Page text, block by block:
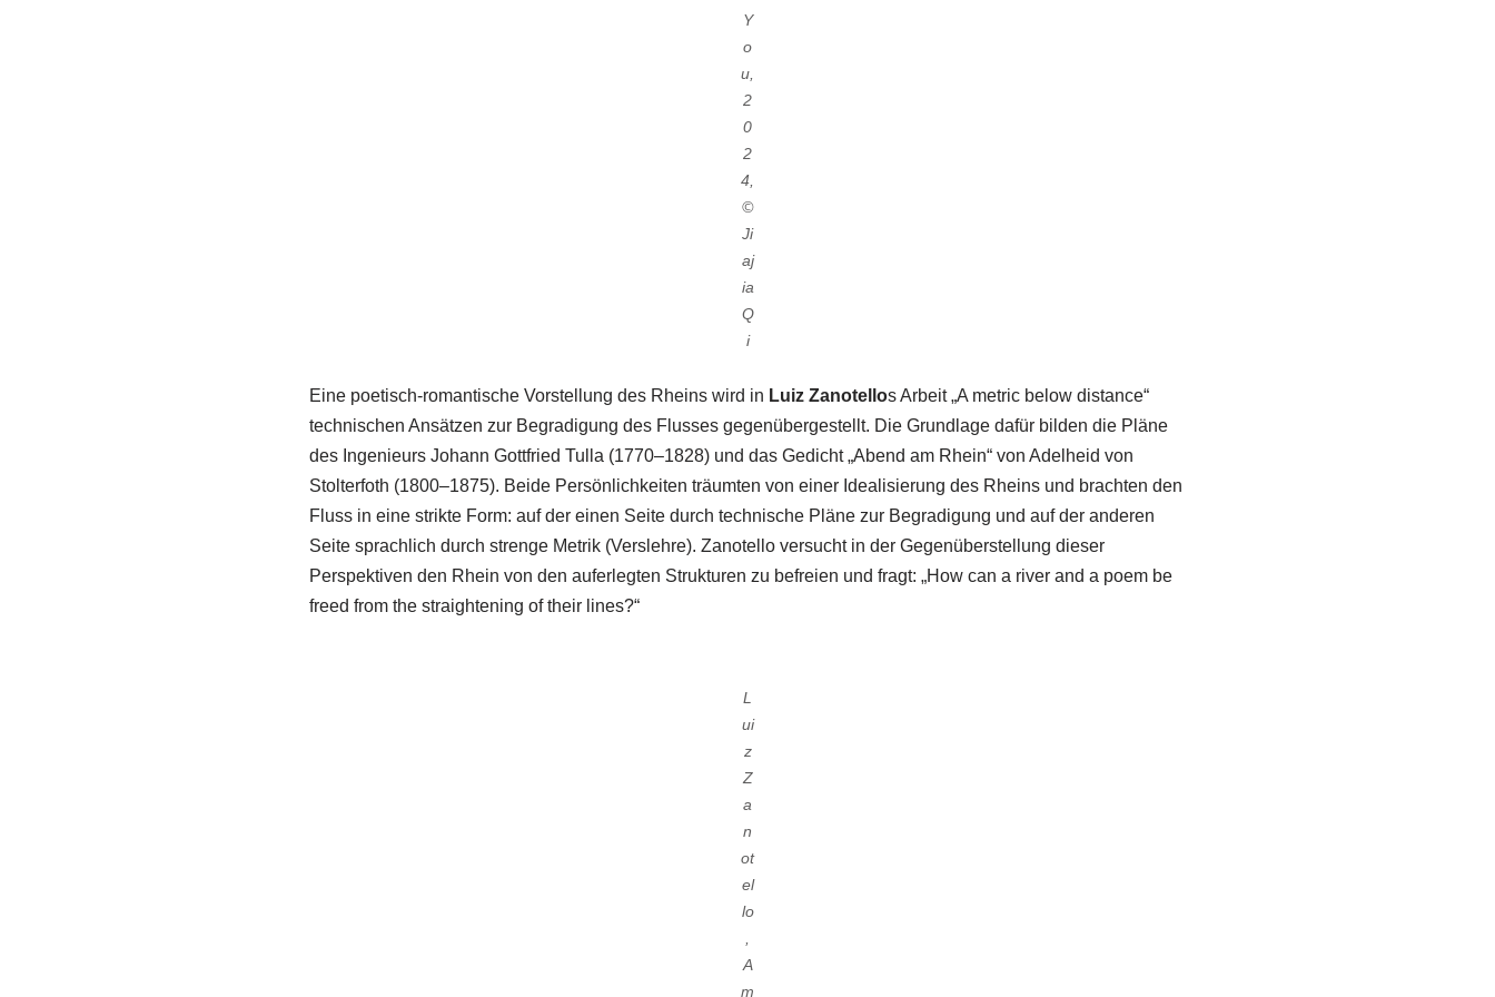
Y
o
u,
2
0
2
4,
©
Ji
aj
ia
Q
i
Eine poetisch-romantische Vorstellung des Rheins wird in Luiz Zanotellos Arbeit „A metric below distance“
technischen Ansätzen zur Begradigung des Flusses gegenübergestellt. Die Grundlage dafür bilden die Pläne
des Ingenieurs Johann Gottfried Tulla (1770–1828) und das Gedicht „Abend am Rhein“ von Adelheid von
Stolterfoth (1800–1875). Beide Persönlichkeiten träumten von einer Idealisierung des Rheins und brachten den
Fluss in eine strikte Form: auf der einen Seite durch technische Pläne zur Begradigung und auf der anderen
Seite sprachlich durch strenge Metrik (Verslehre). Zanotello versucht in der Gegenüberstellung dieser
Perspektiven den Rhein von den auferlegten Strukturen zu befreien und fragt: „How can a river and a poem be
freed from the straightening of their lines?“
L
ui
z
Z
a
n
ot
el
lo
A
m